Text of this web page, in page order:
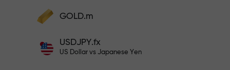
Ҳисобни тўлдиринг ва
бонус олинг. X1000 хато эмас. Депозит
қанча катта бўлса, мультипликатор
Ҳисобингизни $333 билан
Рисксиз
GOLD.m
USDJPY.fx
US Dollar vs Japanese Yen